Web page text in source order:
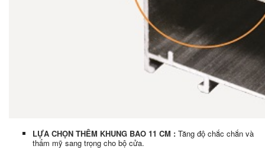
LỰA CHỌN THÊM KHUNG BAO 11 CM : Tăng độ chắc chắn và
thẩm mỹ sang trọng cho bộ cửa.